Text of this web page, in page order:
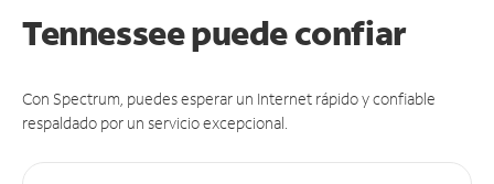
Tennessee puedeconfiar
Con Spectrum, puedes esperar un Internet rápido y confiable
respaldado por un servicio excepcional.